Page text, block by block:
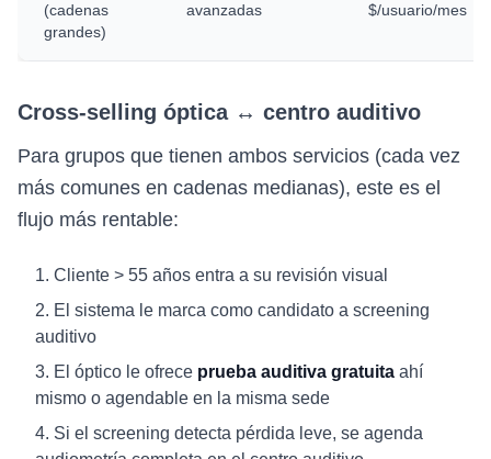
(cadenas
grandes)
avanzadas
$/usuario/mes
Cross-selling óptica ↔ centro auditivo
Para grupos que tienen ambos servicios (cada vez
más comunes en cadenas medianas), este es el
flujo más rentable:
Cliente > 55 años entra a su revisión visual
El sistema le marca como candidato a screening
auditivo
El óptico le ofrece prueba auditiva gratuita ahí
mismo o agendable en la misma sede
Si el screening detecta pérdida leve, se agenda